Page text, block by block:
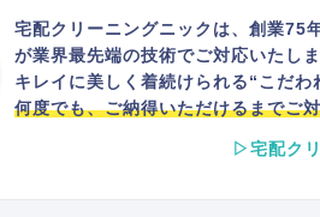
宅配クリーニングニックは、創業75
が業界最先端の技術でご対応いたし
キレイに美しく着続けられる“こだわ
何度でも、ご納得いただけるまでご
▷宅配ク